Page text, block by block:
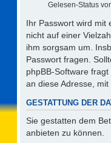
Gelesen-Status
Ihr Passwort wird mit
nicht auf einer
ihm sorgsam um.
Passwort fragen.
phpBB-Software
an diese Adresse,
GESTATTUNG DER
Sie gestatten dem
anbieten zu können.